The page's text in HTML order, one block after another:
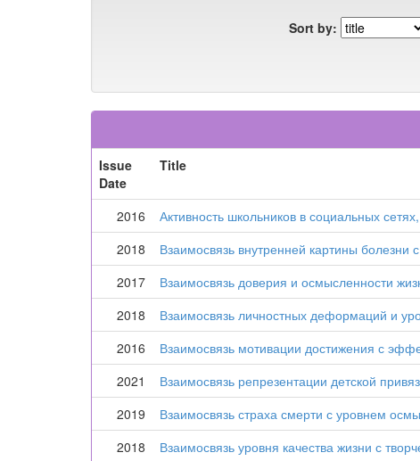
Sort by:
Issue
Date
Title
2016 Активность школьников в социальных
2018
Взаимосвязь внутренней картины болезни
2017
Взаимосвязь доверия и осмысленности
2018
Взаимосвязь личностных деформаций и
2016
Взаимосвязь мотивации достижения с
2021
Взаимосвязь репрезентации детской
2019
Взаимосвязь страха смерти с уровнем
2018
Взаимосвязь уровня качества жизни с